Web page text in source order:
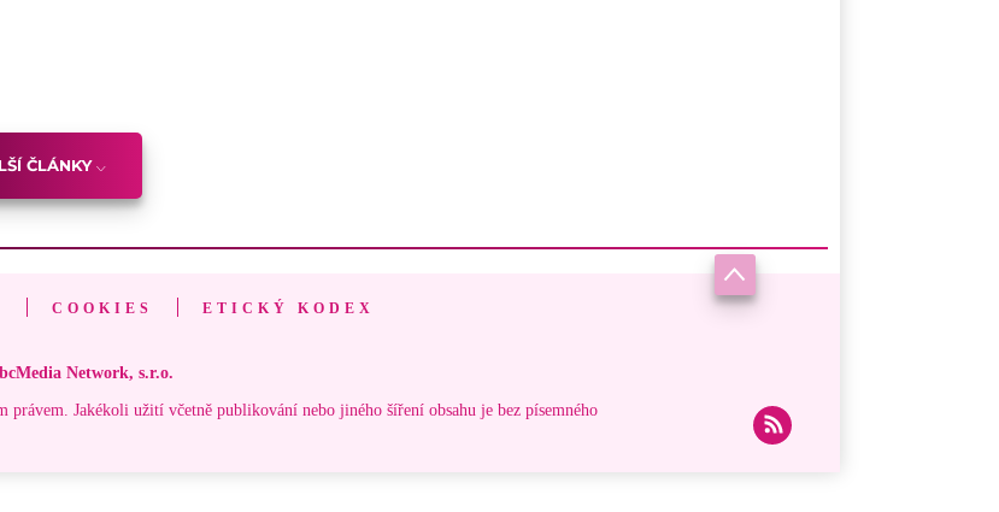
ČLÁNKY
COOKIES ETICKÝ KODEX
Network, s.r.o.
právem. Jakékoli užití včetně publikování nebo jiného šíření obsahu je bez písemného